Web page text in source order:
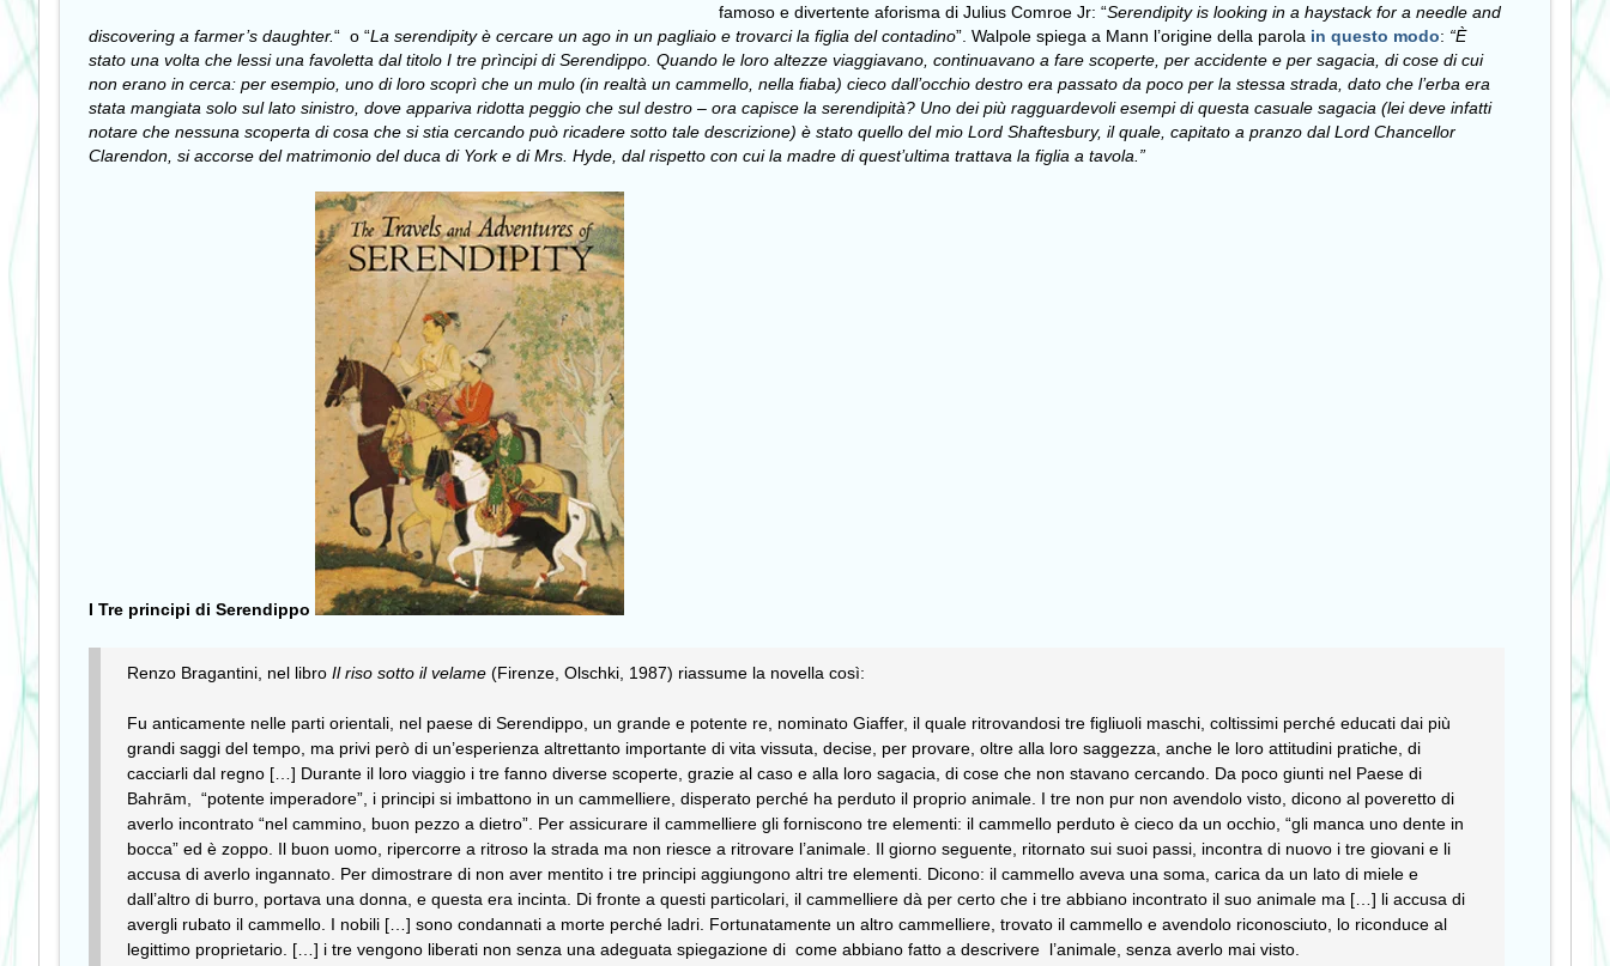
famoso e divertente aforisma di Julius Comroe Jr: “Serendipity is looking in a haystack for a needle and
discovering a farmer’s daughter.“ o “La serendipity è cercare un ago in un pagliaio e trovarci la figlia del contadino”. Walpole spiega a Mann l’origine della parola in questo modo: “È
stato una volta che lessi una favoletta dal titolo I tre prìncipi di Serendippo. Quando le loro altezze viaggiavano, continuavano a fare scoperte, per accidente e per sagacia, di cose di cui
non erano in cerca: per esempio, uno di loro scoprì che un mulo (in realtà un cammello, nella fiaba) cieco dall’occhio destro era passato da poco per la stessa strada, dato che l’erba era
stata mangiata solo sul lato sinistro, dove appariva ridotta peggio che sul destro – ora capisce la serendipità? Uno dei più ragguardevoli esempi di questa casuale sagacia (lei deve infatti
notare che nessuna scoperta di cosa che si stia cercando può ricadere sotto tale descrizione) è stato quello del mio Lord Shaftesbury, il quale, capitato a pranzo dal Lord Chancellor
Clarendon, si accorse del matrimonio del duca di York e di Mrs. Hyde, dal rispetto con cui la madre di quest’ultima trattava la figlia a tavola. ”
I Tre principi di Serendippo
Renzo Bragantini, nel libro Il riso sotto il velame(Firenze, Olschki, 1987) riassume la novella così:
Fu anticamente nelle parti orientali, nel paese di Serendippo, un grande e potente re, nominato Giaffer, il quale ritrovandosi tre figliuoli maschi, coltissimi perché educati dai più
grandi saggi del tempo, ma privi però di un’esperienza altrettanto importante di vita vissuta, decise, per provare, oltre alla loro saggezza, anche le loro attitudini pratiche, di
cacciarli dal regno […] Durante il loro viaggio i tre fanno diverse scoperte, grazie al caso e alla loro sagacia, di cose che non stavano cercando. Da poco giunti nel Paese di
Bahrām,
“potente imperadore”, i principi si imbattono in un cammelliere, disperato perché ha perduto il proprio animale. I tre non pur non avendolo visto, dicono al poveretto di
averlo incontrato “nel cammino, buon pezzo a dietro”. Per assicurare il cammelliere gli forniscono tre elementi: il cammello perduto è cieco da un occhio, “gli manca uno dente in
bocca” ed è zoppo. Il buon uomo, ripercorre a ritroso la strada ma non riesce a ritrovare l’animale. Il giorno seguente, ritornato sui suoi passi, incontra di nuovo i tre giovani e li
accusa di averlo ingannato. Per dimostrare di non aver mentito i tre principi aggiungono altri tre elementi. Dicono: il cammello aveva una soma, carica da un lato di miele e
dall’altro di burro, portava una donna, e questa era incinta. Di fronte a questi particolari, il cammelliere dà per certo che i tre abbiano incontrato il suo animale ma […] li accusa di
avergli rubato il cammello. I nobili […] sono condannati a morte perché ladri. Fortunatamente un altro cammelliere, trovato il cammello e avendolo riconosciuto, lo riconduce al
legittimo proprietario. […] i tre vengono liberati non senza una adeguata spiegazione di come abbiano fatto a descrivere l’animale, senza averlo mai visto.